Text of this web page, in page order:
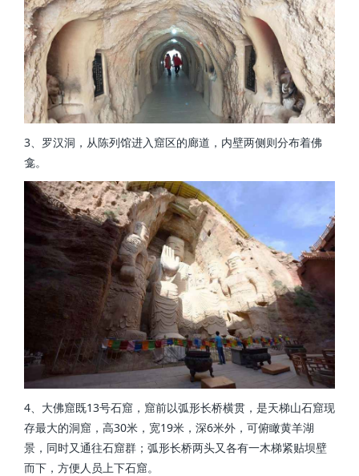
3、罗汉洞，从陈列馆进入窟区的廊道，内壁两侧则分布着佛
龛。
4、大佛窟既13号石窟，窟前以弧形长桥横贯，是天梯山石窟现
存最大的洞窟，高30米，宽19米，深6米外，可俯瞰黄羊湖
景，同时又通往石窟群；弧形长桥两头又各有一木梯紧贴坝壁
而下，方便人员上下石窟。